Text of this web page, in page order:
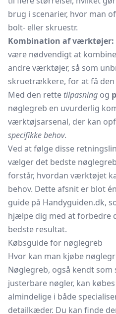
brug i scenarier, hvor man
bolt- eller skruestr.
Kombination af værktøjer:
være nødvendigt at
andre værktøjer, så som
skruetrækkere, for at få
Med den rette tilpasning og
nøglegreb en uvurderlig
værktøjsarsenal, der kan
specifikke behov.
Ved at følge disse
vælger det bedste
forstår, hvordan værktøjet
behov. Dette afsnit er blot
guide på Handyguiden.dk,
hjælpe dig med at forbedre
bedste resultat.
Købsguide for nøglegreb
Hvor kan man kjøbe
Nøglegreb, også kendt
justerbare nøgler, kan
almindelige i både
detailkæder. Du kan finde